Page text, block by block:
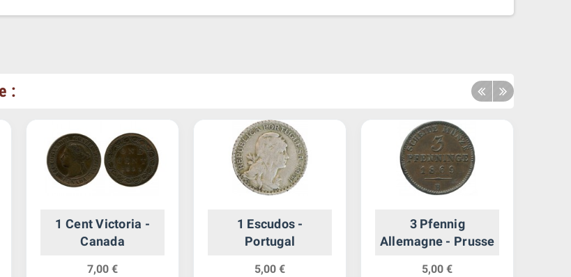
:
1 Cent Victoria -
Canada
7,00 €
1 Escudos -
Portugal
5,00 €
3 Pfennig
Allemagne - Prusse
5,00 €